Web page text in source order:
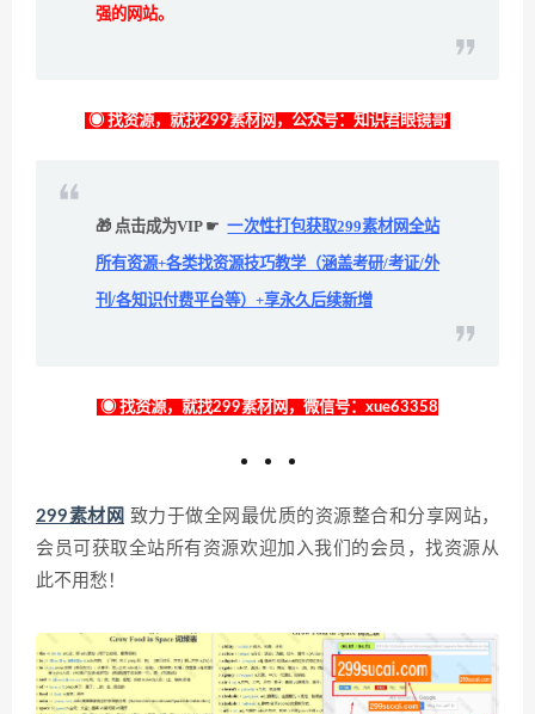
强的网站。
◉ 找资源，就找299素材网，公众号：知识君眼镜哥
🎁 点击成为VIP ☛ 一次性打包获取299素材网全站
所有资源+各类找资源技巧教学（涵盖考研/考证/外
刊/各知识付费平台等）+享永久后续新增
◉ 找资源，就找299素材网，微信号：xue63358
299素材网 致力于做全网最优质的资源整合和分享网站，
会员可获取全站所有资源欢迎加入我们的会员，找资源从
此不用愁！